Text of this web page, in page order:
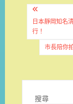
文
章
導
日本靜岡知名
行！
市長陪你
搜尋